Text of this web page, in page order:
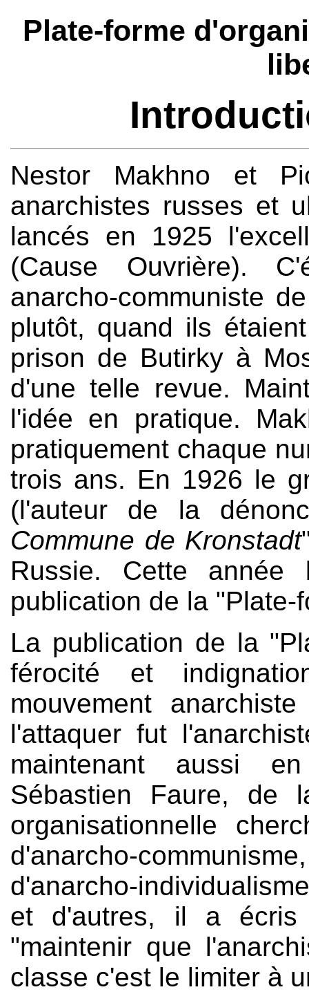
Plate-forme
Nestor Makhno et
anarchistes russes et
lancés en 1925
(Cause Ouvrière).
anarcho-communiste
plutôt, quand ils
prison de Butirky à
d'une telle revue.
l'idée en pratique.
pratiquement chaque
trois ans. En 1926 le
(l'auteur de la
Commune de Kronstadt
Russie. Cette
publication de la
La publication de la
férocité et
mouvement
l'attaquer fut
maintenant aussi
Sébastien Faure, de
organisationnelle
d'anarcho-
d'anarcho-
et d'autres, il a écris
"maintenir que
classe c'est le limiter à